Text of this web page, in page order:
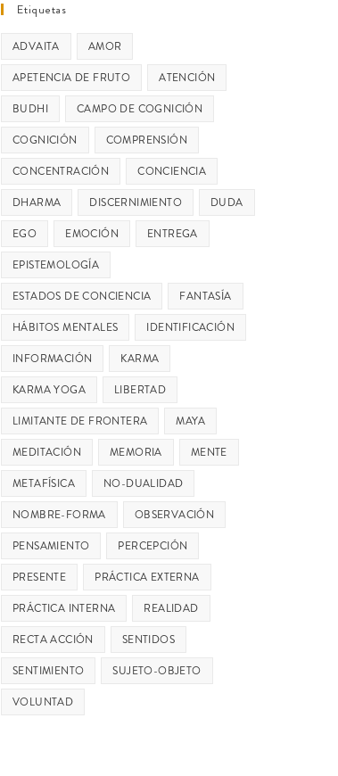
Etiquetas
ADVAITA
AMOR
APETENCIA DE FRUTO
ATENCIÓN
BUDHI
CAMPO DE COGNICIÓN
COGNICIÓN
COMPRENSIÓN
CONCENTRACIÓN
CONCIENCIA
DHARMA
DISCERNIMIENTO
DUDA
EGO
EMOCIÓN
ENTREGA
EPISTEMOLOGÍA
ESTADOS DE CONCIENCIA
FANTASÍA
HÁBITOS MENTALES
IDENTIFICACIÓN
INFORMACIÓN
KARMA
KARMA YOGA
LIBERTAD
LIMITANTE DE FRONTERA
MAYA
MEDITACIÓN
MEMORIA
MENTE
METAFÍSICA
NO-DUALIDAD
NOMBRE-FORMA
OBSERVACIÓN
PENSAMIENTO
PERCEPCIÓN
PRESENTE
PRÁCTICA EXTERNA
PRÁCTICA INTERNA
REALIDAD
RECTA ACCIÓN
SENTIDOS
SENTIMIENTO
SUJETO-OBJETO
VOLUNTAD